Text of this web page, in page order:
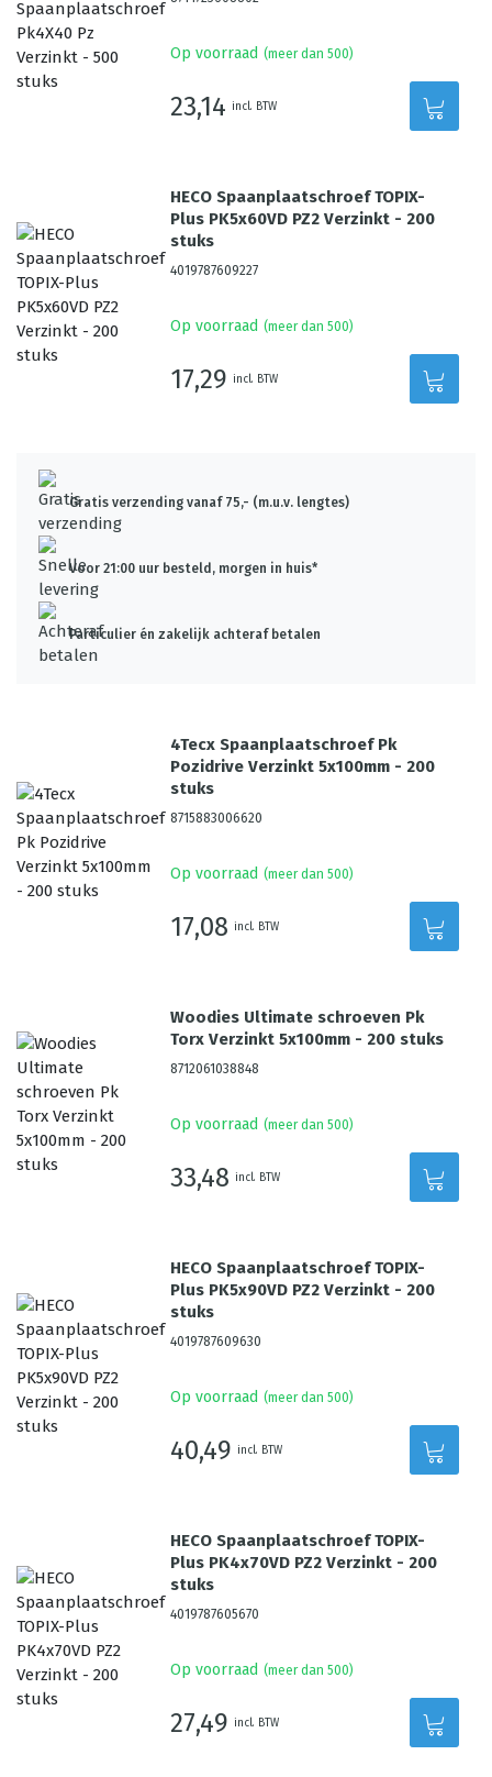
Op voorraad (meer dan 500)
23,14 incl. BTW
HECO Spaanplaatschroef TOPIX-
Plus PK5x60VD PZ2 Verzinkt - 200
stuks
4019787609227
Op voorraad (meer dan 500)
17,29 incl. BTW
Gratis verzending vanaf 75,- (m.u.v. lengtes)
Voor 21:00 uur besteld, morgen in huis*
Particulier én zakelijk achteraf betalen
4Tecx Spaanplaatschroef Pk
Pozidrive Verzinkt 5x100mm - 200
stuks
8715883006620
Op voorraad (meer dan 500)
17,08 incl. BTW
Woodies Ultimate schroeven Pk
Torx Verzinkt 5x100mm - 200 stuks
8712061038848
Op voorraad (meer dan 500)
33,48 incl. BTW
HECO Spaanplaatschroef TOPIX-
Plus PK5x90VD PZ2 Verzinkt - 200
stuks
4019787609630
Op voorraad (meer dan 500)
40,49 incl. BTW
HECO Spaanplaatschroef TOPIX-
Plus PK4x70VD PZ2 Verzinkt - 200
stuks
4019787605670
Op voorraad (meer dan 500)
27,49 incl. BTW